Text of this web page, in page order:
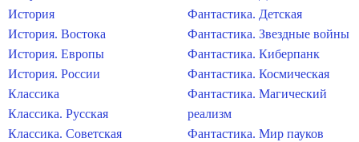
История
История. Востока
История. Европы
История. России
Классика
Классика. Русская
Классика. Советская
Фантастика. Детская
Фантастика. Звездные войны
Фантастика. Киберпанк
Фантастика. Космическая
Фантастика. Магический
реализм
Фантастика. Мир пауков